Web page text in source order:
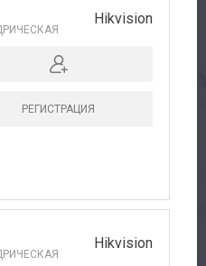
Hikvision
РЕГИСТРАЦИЯ
Hikvision